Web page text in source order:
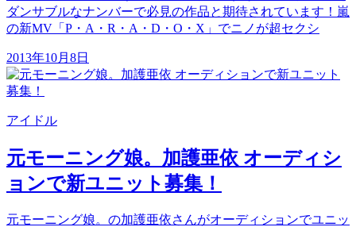
ダンサブルなナンバーで必見の作品と期待されています！嵐
の新MV「P・A・R・A・D・O・X」でニノが超セクシ
2013年10月8日
アイドル
元モーニング娘。加護亜依 オーディシ
ョンで新ユニット募集！
元モーニング娘。の加護亜依さんがオーディションでユニッ